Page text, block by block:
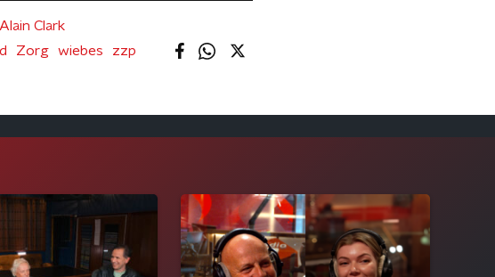
Alain Clark
Zorg wiebes
zzp